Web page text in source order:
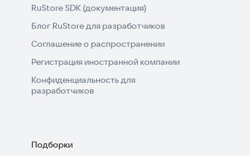
RuStore SDK (документация)
Блог RuStore для разработчиков
Соглашение о распространении
Регистрация иностранной компании
Конфиденциальность для
разработчиков
Подборки